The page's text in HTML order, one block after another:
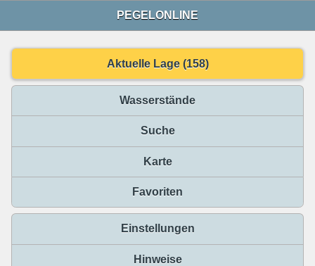
PEGELONLINE
Aktuelle Lage (158)
Wasserstände
Suche
Karte
Favoriten
Einstellungen
Hinweise